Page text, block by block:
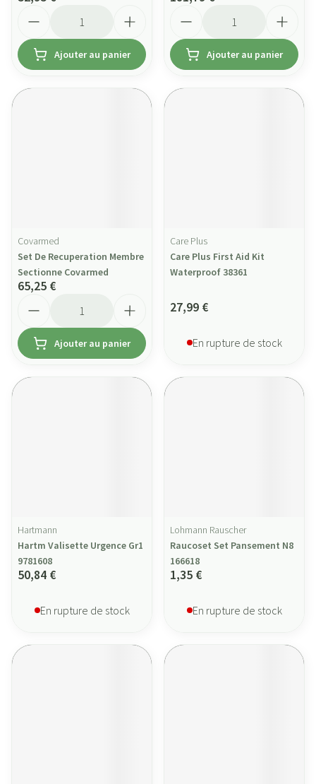
Ajouter au panier Ajouter au panier
Covarmed
Set De Recuperation Membre
Sectionne Covarmed
65,25 €
Ajouter au panier
Care Plus
Care Plus First Aid Kit
Waterproof 38361
27,99 €
En rupture de stock
Hartmann
Hartm Valisette Urgence Gr1
9781608
50,84 €
En rupture de stock
Lohmann Rauscher
Raucoset Set Pansement N8
166618
1,35 €
En rupture de stock